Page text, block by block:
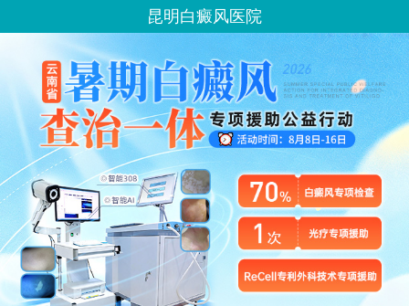
昆明白癜风医院